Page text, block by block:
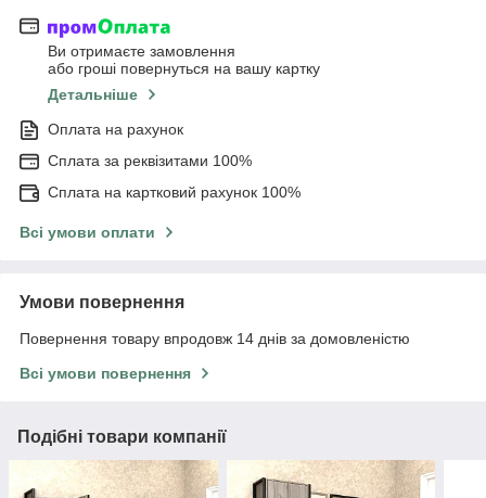
Ви отримаєте замовлення
або гроші повернуться на вашу картку
Детальніше
Оплата на рахунок
Сплата за реквізитами 100%
Сплата на картковий рахунок 100%
Всі умови оплати
Умови повернення
Повернення товару впродовж 14 днів за домовленістю
Всі умови повернення
Подібні товари компанії